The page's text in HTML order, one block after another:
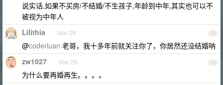
说实话,如果不买房/不结婚/不生孩子,年龄到中年,其实也可以不
被视为中年人
72
Lilithia Mar 26
@coderluan 老哥，我十多年前就关注你了，你居然还没结婚呐
73
zw1027 Mar 26
为什么要再婚再生。。。。